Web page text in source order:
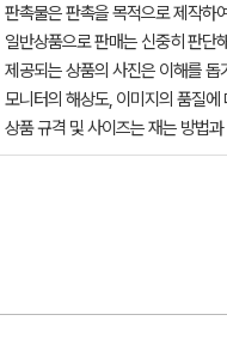
판촉물은 판촉을 목적으로 제작하
일반상품으로 판매는 신중히 판단
제공되는 상품의 사진은 이해를
모니터의 해상도, 이미지의 품질
상품 규격 및 사이즈는 재는 방법